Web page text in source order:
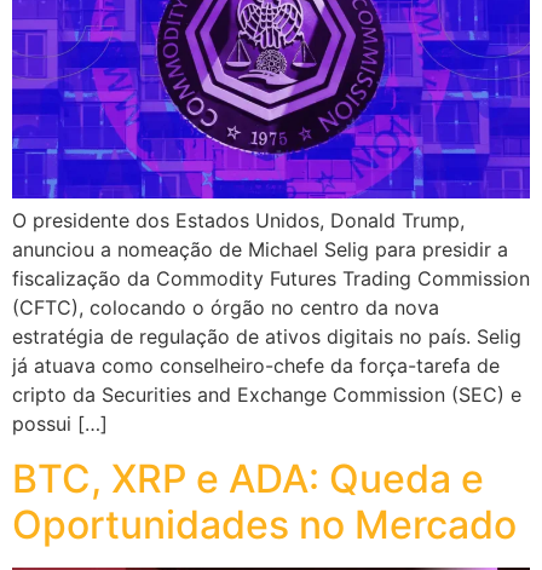
O presidente dos Estados Unidos, Donald Trump,
anunciou a nomeação de Michael Selig para presidir a
fiscalização da Commodity Futures Trading Commission
(CFTC), colocando o órgão no centro da nova
estratégia de regulação de ativos digitais no país. Selig
já atuava como conselheiro-chefe da força-tarefa de
cripto da Securities and Exchange Commission (SEC) e
possui […]
BTC, XRP e ADA: Queda e
Oportunidades no Mercado